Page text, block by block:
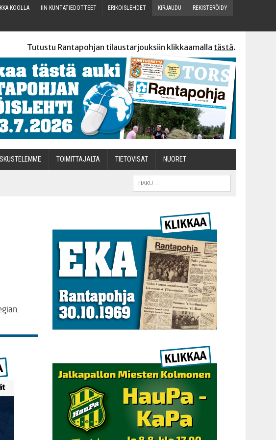
KOOLLA IIN KUN­TA­TIE­DOT­TEET ERI­KOIS­LEH­DET KIR­JAU­DU REKIS­TE­RÖI­DY
Tutustu Rantapohjan tilaustarjouksiin klikkaamalla tästä.
TOI­MIT­TA­JAL­TA TIETOVISAT NUO­RET